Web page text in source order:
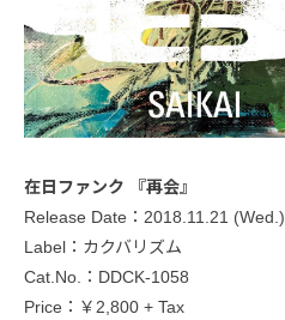
在日ファンク 『再会』
Release Date：2018.11.21 (Wed.)
Label：カクバリズム
Cat.No.：DDCK-1058
Price：￥2,800 + Tax